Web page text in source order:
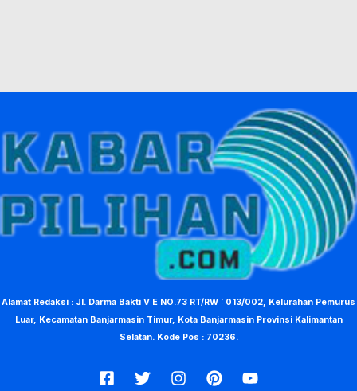
Alamat Redaksi : Jl. Darma Bakti V E NO.73 RT/RW : 013/002, Kelurahan Pemurus
Luar, Kecamatan Banjarmasin Timur, Kota Banjarmasin Provinsi Kalimantan
Selatan. Kode Pos : 70236.